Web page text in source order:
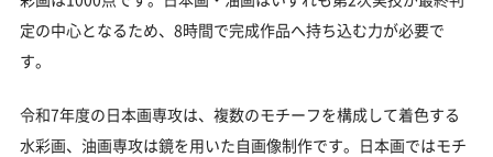
定の中心となるため、8時間で完成作品へ持ち込む力が必要で
す。
令和7年度の日本画専攻は、複数のモチーフを構成して着色する
水彩画、油画専攻は鏡を用いた自画像制作です。日本画ではモチ